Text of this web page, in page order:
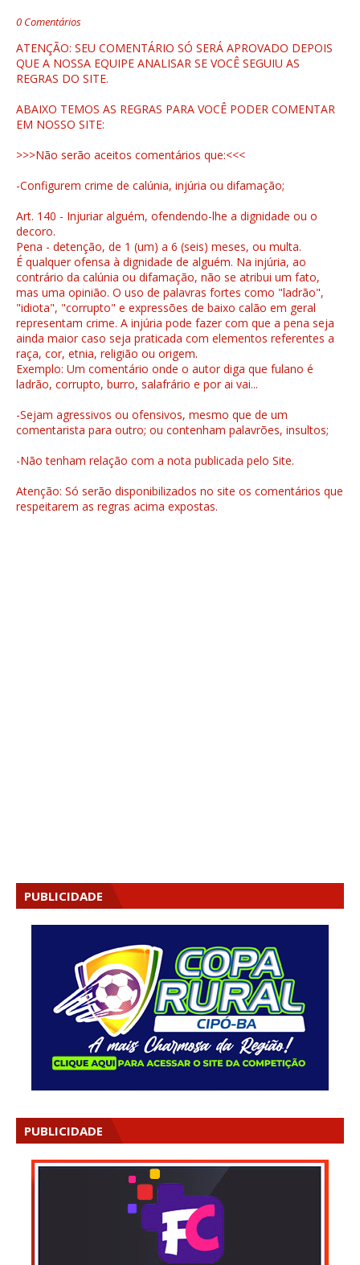
0 Comentários
ATENÇÃO: SEU COMENTÁRIO SÓ SERÁ APROVADO DEPOIS
QUE A NOSSA EQUIPE ANALISAR SE VOCÊ SEGUIU AS
REGRAS DO SITE.
ABAIXO TEMOS AS REGRAS PARA VOCÊ PODER COMENTAR
EM NOSSO SITE:
>>>Não serão aceitos comentários que:<<<
-Configurem crime de calúnia, injúria ou difamação;
Art. 140 - Injuriar alguém, ofendendo-lhe a dignidade ou o
decoro.
Pena - detenção, de 1 (um) a 6 (seis) meses, ou multa.
É qualquer ofensa à dignidade de alguém. Na injúria, ao
contrário da calúnia ou difamação, não se atribui um fato,
mas uma opinião. O uso de palavras fortes como "ladrão",
"idiota", "corrupto" e expressões de baixo calão em geral
representam crime. A injúria pode fazer com que a pena seja
ainda maior caso seja praticada com elementos referentes a
raça, cor, etnia, religião ou origem.
Exemplo: Um comentário onde o autor diga que fulano é
ladrão, corrupto, burro, salafrário e por ai vai...
-Sejam agressivos ou ofensivos, mesmo que de um
comentarista para outro; ou contenham palavrões, insultos;
-Não tenham relação com a nota publicada pelo Site.
Atenção: Só serão disponibilizados no site os comentários que
respeitarem as regras acima expostas.
PUBLICIDADE
PUBLICIDADE